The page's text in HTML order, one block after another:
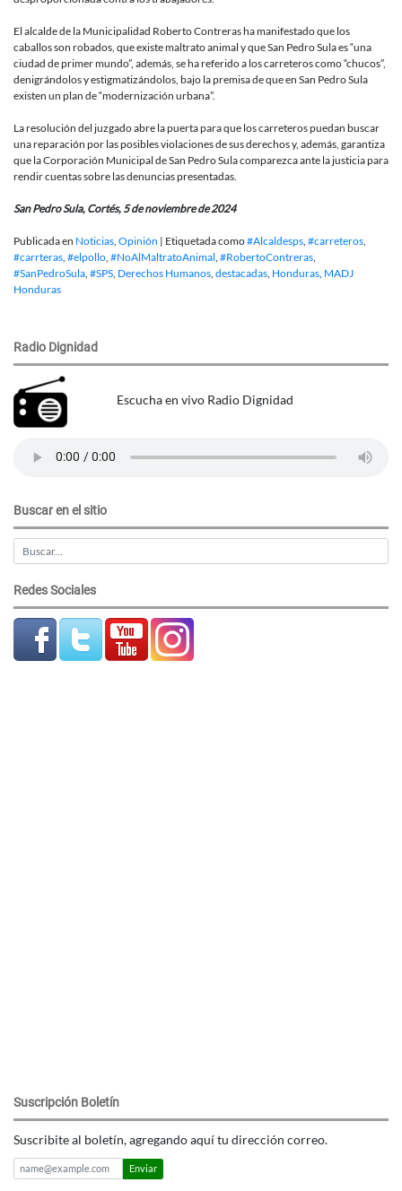
El alcalde de la Municipalidad Roberto Contreras ha manifestado que los
caballos son robados, que existe maltrato animal y que San Pedro Sula es “una
ciudad de primer mundo”, además, se ha referido a los carreteros como “chucos”,
denigrándolos y estigmatizándolos, bajo la premisa de que en San Pedro Sula
existen un plan de “modernización urbana”.
La resolución del juzgado abre la puerta para que los carreteros puedan buscar
una reparación por las posibles violaciones de sus derechos y, además, garantiza
que la Corporación Municipal de San Pedro Sula comparezca ante la justicia para
rendir cuentas sobre las denuncias presentadas.
San Pedro Sula, Cortés, 5 de noviembre de 2024
Publicada en Noticias Opinión | Etiquetada como#Alcaldesps #carreteros
#carrteras #elpollo #NoAlMaltratoAnimal #RobertoContreras
#SanPedroSula #SPS Derechos Humanos destacadas Honduras MADJ
Honduras
Radio Dignidad
Escucha en vivo Radio Dignidad
Buscar en el sitio
Redes Sociales
Suscripción Boletín
Suscribite al boletín, agregando aquí tu dirección correo.
Enviar